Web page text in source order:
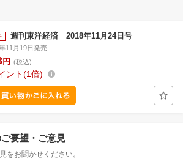
週刊東洋経済 2018年11月24日号
11月19日発売
円 (税込)
ント 1倍
要望・ご意見
をお聞かせください。